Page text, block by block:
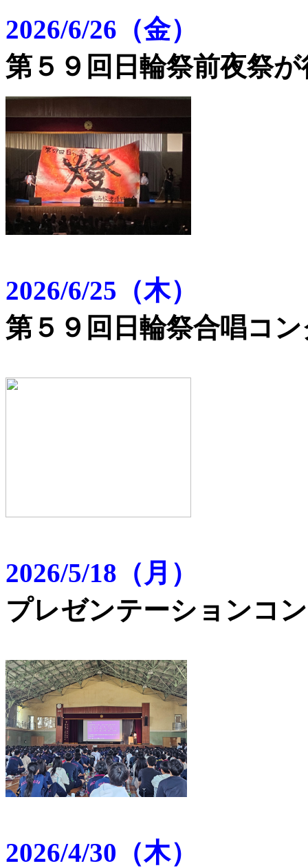
2026/6/26（金）
第５９回日輪祭前夜祭
2026/6/25（木）
第５９回日輪祭合唱コ
2026/5/18（月）
プレゼンテーションコ
2026/4/30（木）